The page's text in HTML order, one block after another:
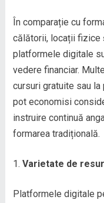
În comparație cu
călătorii, locații fizice
platformele digitale
vedere financiar.
cursuri gratuite sau
pot economisi
instruire continuă
formarea tradițională.
Varietate de
Platformele digitale